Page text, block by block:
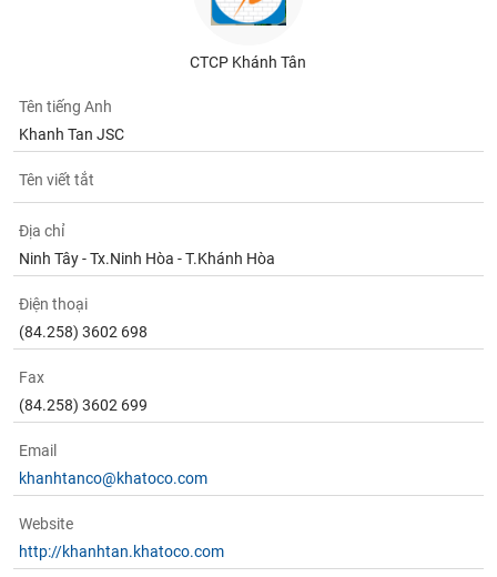
CTCP Khánh Tân
Tên tiếng Anh
Khanh Tan JSC
Tên viết tắt
Địa chỉ
Ninh Tây - Tx.Ninh Hòa - T.Khánh Hòa
Điện thoại
(84.258) 3602 698
Fax
(84.258) 3602 699
Email
khanhtanco@khatoco.com
Website
http://khanhtan.khatoco.com
Lãnh
(-)
Tất cả
tức
(-)
Bài
viết
của
tác
(-)
Báo
cáo